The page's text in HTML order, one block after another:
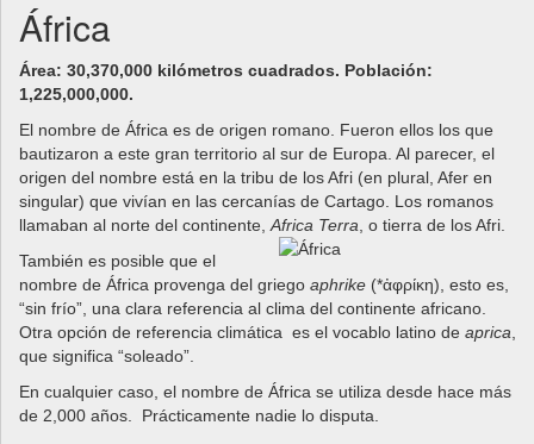
África
Área: 30,370,000 kilómetros cuadrados. Población:
1,225,000,000.
El nombre de África es de origen romano. Fueron ellos los que
bautizaron a este gran territorio al sur de Europa. Al parecer, el
origen del nombre está en la tribu de los Afri (en plural, Afer en
singular) que vivían en las cercanías de Cartago. Los romanos
llamaban al norte del continente, Africa Terra , o tierra de los Afri.
También es posible que el
nombre de África provenga del griego aphrike (*ἀφρίκη), esto es,
“sin frío”, una clara referencia al clima del continente africano.
Otra opción de referencia climática es el vocablo latino de aprica
que significa “soleado”.
En cualquier caso, el nombre de África se utiliza desde hace más
de 2,000 años. Prácticamente nadie lo disputa.